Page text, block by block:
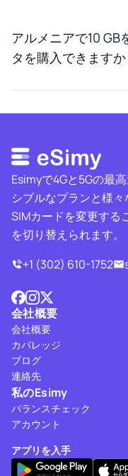
アルメニアで10 GB
タを購入できますか
Esimyで4Gと5Gの最
シブルなプランと様
SIMカードを変更する
を切り替えられます。
+1 (302) 610-1752
会社概要
会社概要
カバレッジ
ブログ
連絡先
私のEsimy
バランスチェック
アカウント
アプリを入手